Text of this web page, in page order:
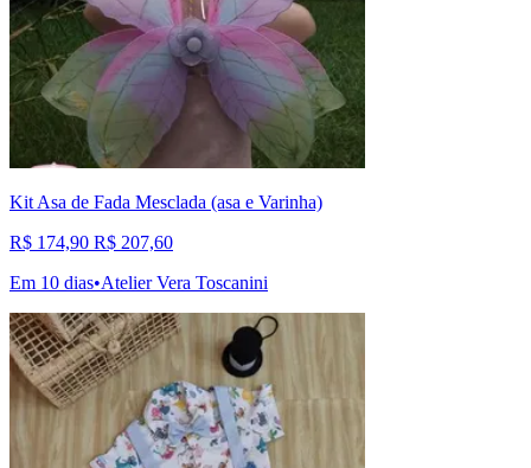
Kit Asa de Fada Mesclada (asa e Varinha)
R$ 174,90 R$ 207,60
Em 10 dias•Atelier Vera Toscanini